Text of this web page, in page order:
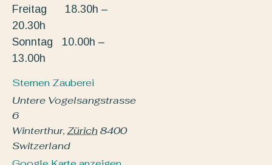
Freitag 18.30h –
20.30h
Sonntag 10.00h –
13.00h
Sternen Zauberei
Untere Vogelsangstrasse
6
Winterthur, Zürich8400
Switzerland